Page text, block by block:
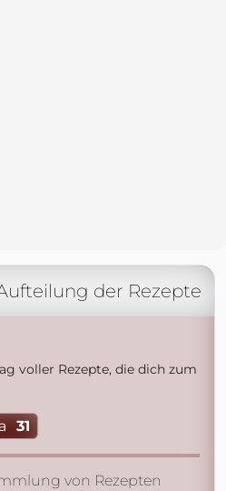
der Rezepte
voller Rezepte, die dich zum
31
von Rezepten